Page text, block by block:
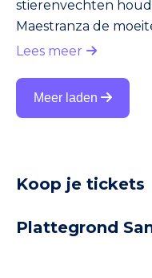
stierenvechten
Maestranza de
historisch bouwwerk.
wordt het Plaza de
beschouwd als één
Lees meer
Meer laden
Koop je tickets
Plattegrond